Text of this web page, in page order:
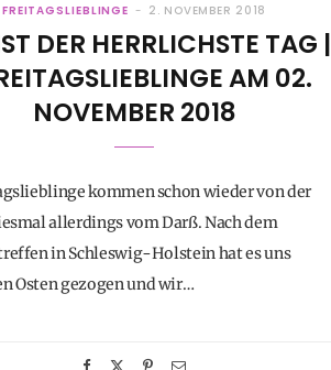
FREITAGSLIEBLINGE 2. NOVEMBER 2018
DER HERRLICHSTE TAG |
AM 02.
NOVEMBER 2018
kommen schon wieder von der
allerdings vom Darß. Nach dem
in Schleswig-Holstein hat es uns
Osten gezogen und wir…